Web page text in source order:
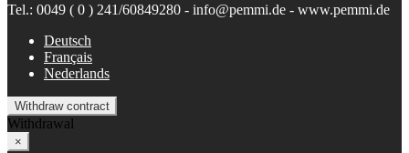
Tel.: 0049 ( 0 ) 241/60849280 - info@pemmi.de - www.pemmi.de
Deutsch
Français
Nederlands
Withdraw contract
Withdrawal
×